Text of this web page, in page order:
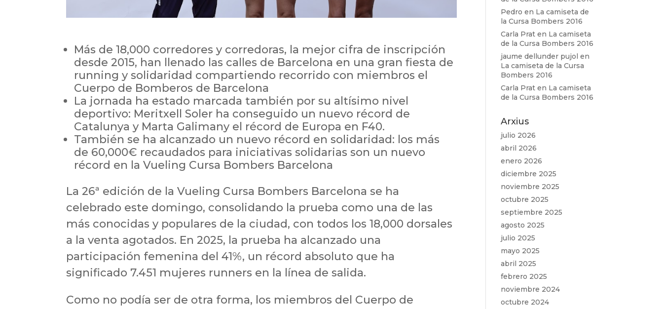
Más de 18,000 corredores y corredoras, la mejor cifra de inscripción
desde 2015, han llenado las calles de Barcelona en una gran fiesta de
running y solidaridad compartiendo recorrido con miembros el
Cuerpo de Bomberos de Barcelona
La jornada ha estado marcada también por su altísimo nivel
deportivo: Meritxell Soler ha conseguido un nuevo récord de
Catalunya y Marta Galimany el récord de Europa en F40.
También se ha alcanzado un nuevo récord en solidaridad: los más
de 60,000€ recaudados para iniciativas solidarias son un nuevo
récord en la Vueling Cursa Bombers Barcelona
La 26ª edición de la Vueling Cursa Bombers Barcelona se ha
celebrado este domingo, consolidando la prueba como una de las
más conocidas y populares de la ciudad, con todos los 18,000 dorsales
a la venta agotados. En 2025, la prueba ha alcanzado una
participación femenina del 41%, un récord absoluto que ha
significado 7.451 mujeres runners en la línea de salida.
Como no podía ser de otra forma, los miembros del Cuerpo de
Pedro en La camiseta de
la Cursa Bombers 2016
Carla Prat en La camiseta
de la Cursa Bombers 2016
jaume dellunder pujol en
La camiseta de la Cursa
Bombers 2016
Carla Prat en La camiseta
de la Cursa Bombers 2016
Arxius
julio 2026
abril 2026
enero 2026
diciembre 2025
noviembre 2025
octubre 2025
septiembre 2025
agosto 2025
julio 2025
mayo 2025
abril 2025
febrero 2025
noviembre 2024
octubre 2024